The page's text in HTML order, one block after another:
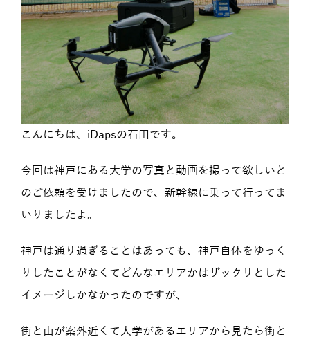
こんにちは、iDapsの石田です。
今回は神戸にある大学の写真と動画を撮って欲しいと
のご依頼を受けましたので、新幹線に乗って行ってま
いりましたよ。
神戸は通り過ぎることはあっても、神戸自体をゆっく
りしたことがなくてどんなエリアかはザックリとした
イメージしかなかったのですが、
街と山が案外近くて大学があるエリアから見たら街と